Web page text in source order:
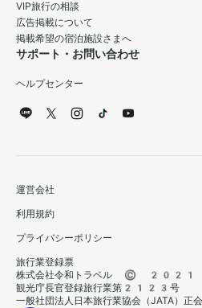
VIP旅行の相談
広告掲載について
掲載希望の宿泊施設さまへ
サポート・お問い合わせ
ヘルプセンター
運営会社
利用規約
プライバシーポリシー
旅行業登録票
株式会社令和トラベル © 2021
観光庁長官登録旅行業第2123号
一般社団法人日本旅行業協会（JATA）正